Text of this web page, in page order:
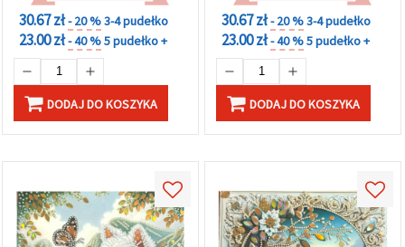
30.67 zł- 20 %3-4 pudełko
23.00 zł- 40 %5 pudełko +
DODAJ DO KOSZYKA
30.67 zł- 20 %3-4 pudełko
23.00 zł- 40 %5 pudełko +
DODAJ DO KOSZYKA